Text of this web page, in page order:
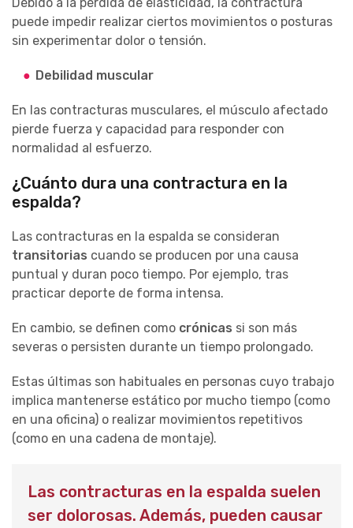
puede impedir realizar ciertos movimientos o posturas
sin experimentar dolor o tensión.
Debilidad muscular
En las contracturas musculares, el músculo afectado
pierde fuerza y capacidad para responder con
normalidad al esfuerzo.
¿Cuánto dura una contractura en la
espalda?
Las contracturas en la espalda se consideran
transitorias cuando se producen por una causa
puntual y duran poco tiempo. Por ejemplo, tras
practicar deporte de forma intensa.
En cambio, se definen como crónicas si son más
severas o persisten durante un tiempo prolongado.
Estas últimas son habituales en personas cuyo trabajo
implica mantenerse estático por mucho tiempo (como
en una oficina) o realizar movimientos repetitivos
(como en una cadena de montaje).
Las contracturas en la espalda suelen
ser dolorosas. Además, pueden causar